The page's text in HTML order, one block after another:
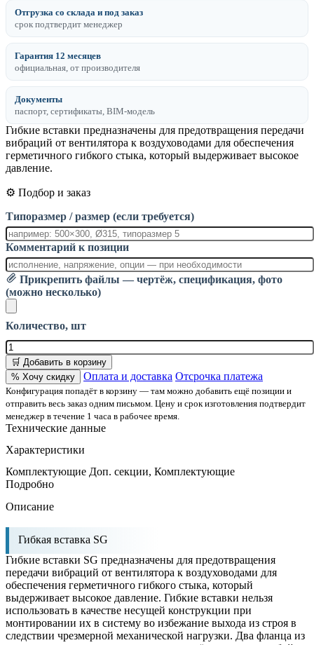
Отгрузка со склада и под заказ
срок подтвердит менеджер
Гарантия 12 месяцев
официальная, от производителя
Документы
паспорт, сертификаты, BIM-модель
Гибкие вставки предназначены для предотвращения передачи
вибраций от вентилятора к воздуховодами для обеспечения
герметичного гибкого стыка, который выдерживает высокое
давление.
⚙️ Подбор и заказ
Типоразмер / размер (если требуется)
Комментарий к позиции
Прикрепить файлы — чертёж, спецификация, фото
(можно несколько)
Количество, шт
🛒 Добавить в корзину
% Хочу скидку
Оплата и доставка Отсрочка платежа
Конфигурация попадёт в корзину — там можно добавить ещё позиции и
отправить весь заказ одним письмом. Цену и срок изготовления подтвердит
менеджер в течение 1 часа в рабочее время.
Технические данные
Характеристики
Комплектующие Доп. секции, Комплектующие
Подробно
Описание
Гибкая вставка SG
Гибкие вставки SG предназначены для предотвращения
передачи вибраций от вентилятора к воздуховодами для
обеспечения герметичного гибкого стыка, который
выдерживает высокое давление. Гибкие вставки нельзя
использовать в качестве несущей конструкции при
монтировании их в систему во избежание выхода из строя в
следствии чрезмерной механической нагрузки. Два фланца из